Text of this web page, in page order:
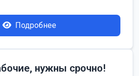
Подробнее
нужны срочно!